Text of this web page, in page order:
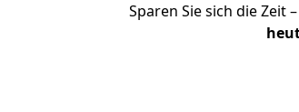
Sparen Sie sich die Zeit